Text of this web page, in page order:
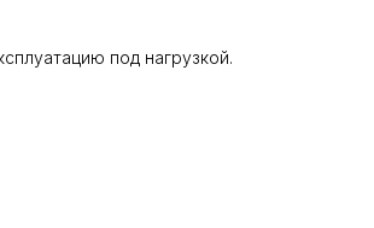
под нагрузкой.